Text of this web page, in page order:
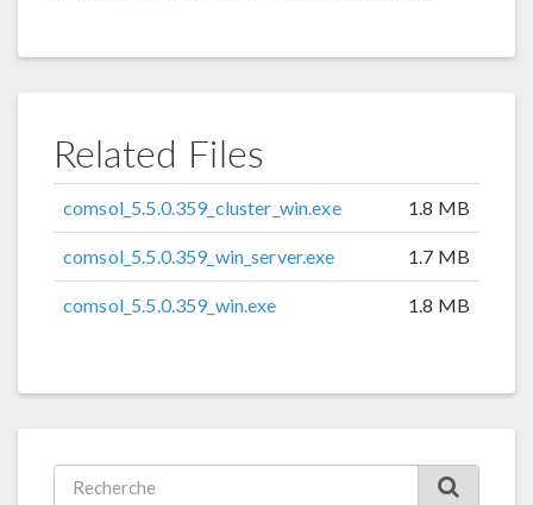
Related Files
comsol_5.5.0.359_cluster_win.exe 1.8 MB
comsol_5.5.0.359_win_server.exe 1.7 MB
comsol_5.5.0.359_win.exe 1.8 MB